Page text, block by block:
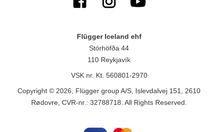
Flügger Iceland ehf
Stórhöfða 44
110 Reykjavík
VSK nr. Kt. 560801-2970
Copyright © 2026, Flügger group A/S, Islevdalvej 151, 2610
Rødovre, CVR-nr.: 32788718. All Rights Reserved.